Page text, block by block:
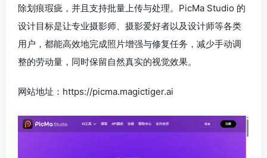
除划痕瑕疵，并且支持批量上传与处理。PicMa Studio 的
设计目标是让专业摄影师、摄影爱好者以及设计师等各类
用户，都能高效地完成照片增强与修复任务，减少手动调
整的劳动量，同时保留自然真实的视觉效果。
网站地址：https://picma.magictiger.ai